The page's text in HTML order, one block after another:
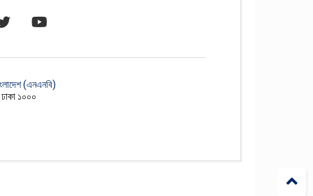
(এনএনবি)
১০০০